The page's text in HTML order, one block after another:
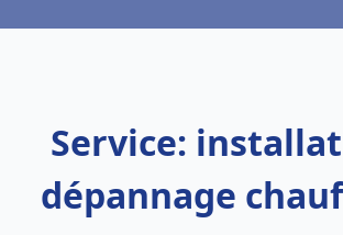
Service:
dépannage